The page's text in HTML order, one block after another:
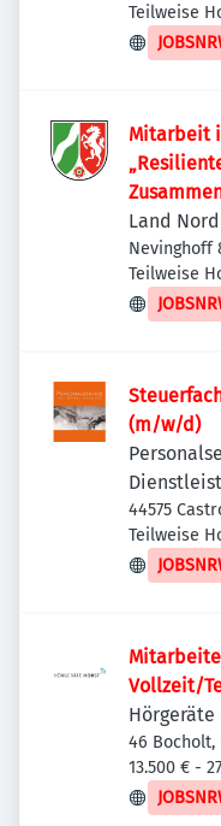
Teilweise
Mitarbeit
Land
Nevinghoff
Teilweise
(m/w/d)
44575
Teilweise
Vollzeit/
Hörgeräte
46 Bocholt,
13.500 € -